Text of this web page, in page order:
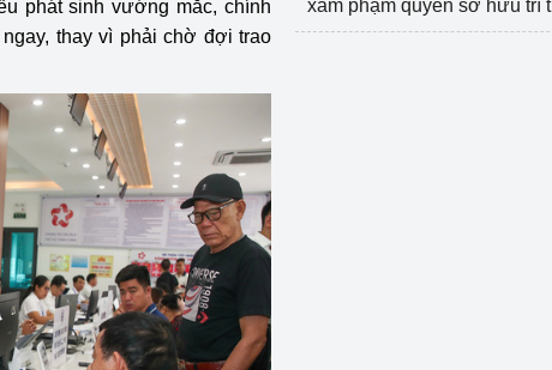
phát sinh vướng mắc, chính
thay vì phải chờ đợi trao
xâm phạm quyền sở hữu trí